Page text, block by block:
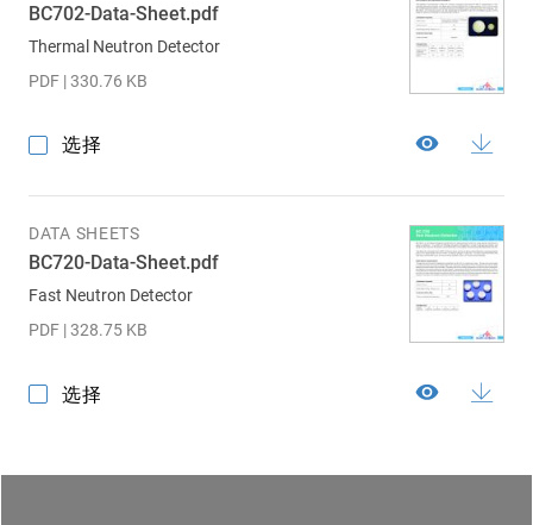
BC702-Data-Sheet.pdf
Thermal Neutron Detector
PDF | 330.76 KB
选择
DATA SHEETS
BC720-Data-Sheet.pdf
Fast Neutron Detector
PDF | 328.75 KB
选择